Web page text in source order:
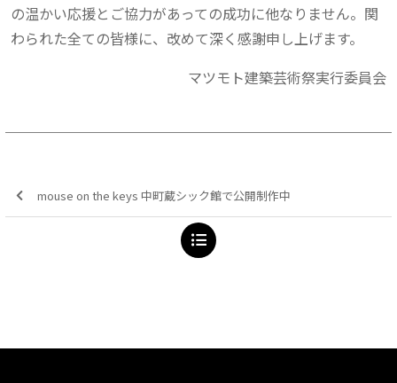
の温かい応援とご協力があっての成功に他なりません。関
わられた全ての皆様に、改めて深く感謝申し上げます。
マツモト建築芸術祭実行委員会
mouse on the keys 中町蔵シック館で公開制作中